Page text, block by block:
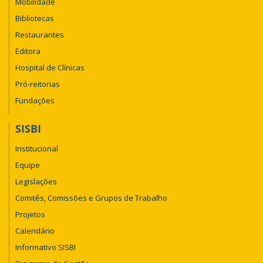
Bibliotecas
Restaurantes
Editora
Hospital de Clínicas
Pró-reitorias
Fundações
SISBI
Institucional
Equipe
Legislações
Comitês, Comissões e Grupos de Trabalho
Projetos
Calendário
Informativo SISBI